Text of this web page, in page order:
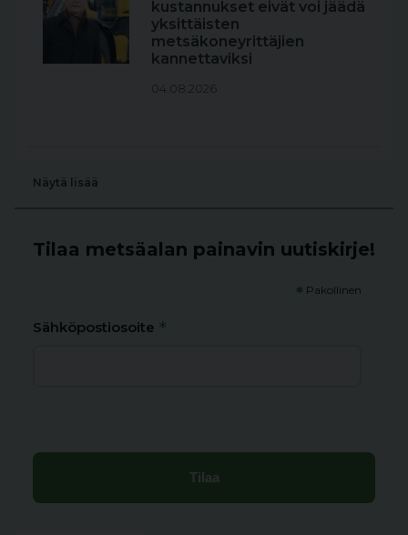
kustannukset eivät voi jäädä
yksittäisten
metsäkoneyrittäjien
kannettaviksi
04.08.2026
Näytä lisää
Tilaa metsäalan painavin uutiskirje!
* Pakollinen
Sähköpostiosoite *